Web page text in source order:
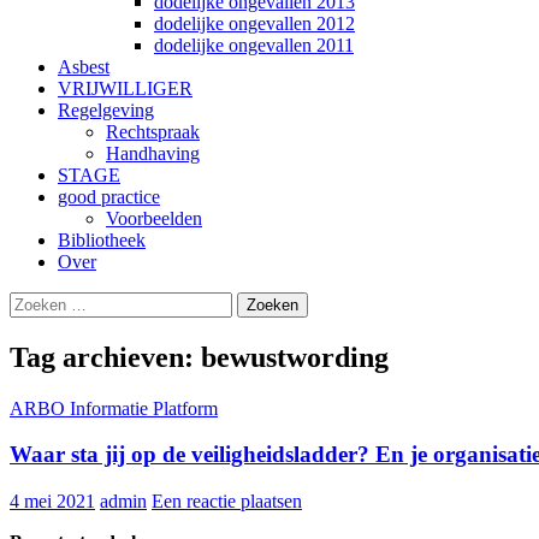
dodelijke ongevallen 2012
dodelijke ongevallen 2011
Asbest
VRIJWILLIGER
Regelgeving
Rechtspraak
Handhaving
STAGE
good practice
Voorbeelden
Bibliotheek
Over
Zoeken
naar:
Gebruik
de
op
een
resultaat
te
Tag archieven: bewustwording
ARBO Informatie Platform
Waar sta jij op de veiligheidsladder? En je
4 mei 2021 admin Een reactie plaatsen